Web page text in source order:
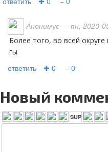
Анонимус — пн, 2020-
Более того, во всей округе производят эти виды масел. Гы
гы
ответить ✚ 0 − 0
Новый